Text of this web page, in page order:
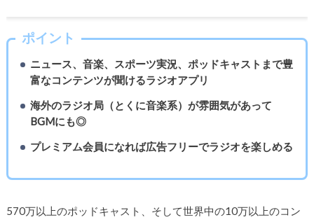
ポイント
ニュース、音楽、スポーツ実況、ポッドキャストまで豊
富なコンテンツが聞けるラジオアプリ
海外のラジオ局（とくに音楽系）が雰囲気があって
BGMにも◎
プレミアム会員になれば広告フリーでラジオを楽しめる
570万以上のポッドキャスト、そして世界中の10万以上のコン